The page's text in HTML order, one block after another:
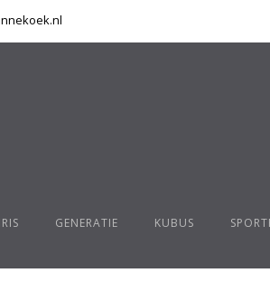
IRIS GENERATIE KUBUS